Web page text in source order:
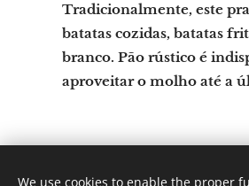
Tradicionalmente, este
batatas cozidas, batatas
branco. Pão rústico é
aproveitar o molho até a
We use cookies to enable the proper